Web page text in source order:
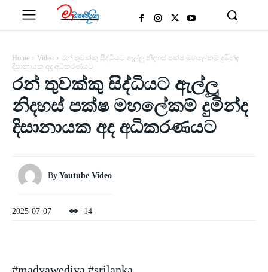
Home Video
රන් තුවක්කු සිද්ධියට ඇල්ලූ නිදහස් පක්ෂ මහලේකම් දුමින්ද
දිසානායක අද අධිකරණයට
රන් තුවක්කු සිද්ධියට ඇල්ලූ
නිදහස් පක්ෂ මහලේකම් දුමින්ද
දිසානායක අද අධිකරණයට
By Youtube Video
2025-07-07 14